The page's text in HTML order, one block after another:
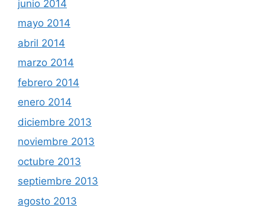
junio 2014
mayo 2014
abril 2014
marzo 2014
febrero 2014
enero 2014
diciembre 2013
noviembre 2013
octubre 2013
septiembre 2013
agosto 2013